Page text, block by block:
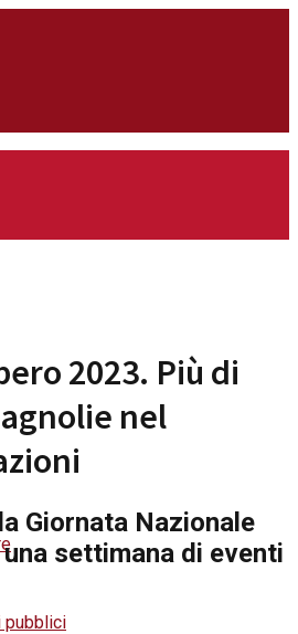
2023. Più di
nel
Giornata Nazionale
settimana di eventi
pubblici